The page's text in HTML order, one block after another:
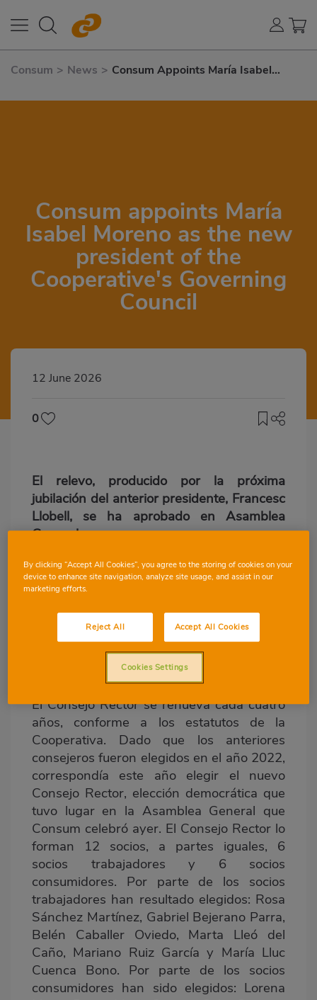
Consum > News > Consum Appoints María Isabel
The Cooperative's Governing Council
Consum appoints María
Isabel Moreno as the new
president of the
Cooperative's Governing
Council
12 June 2026
0
El relevo, producido por la próxima
jubilación del anterior presidente, Francesc
Llobell, se ha aprobado en Asamblea
General
que en su primera reunión ha nombrado
presidenta a María Isabel Moreno Gil, la
Cooperativa en ocupar este cargo. Moreno
toma el relevo de Francesc Llobell, que se
cesa voluntariamente tras 16 años en el
El Consejo Rector se renueva cada cuatro
años, conforme a los estatutos de la
Cooperativa. Dado que los anteriores
consejeros fueron elegidos en el año 2022,
correspondía este año elegir el nuevo
Consejo Rector, elección democrática que
tuvo lugar en la Asamblea General que
Consum celebró ayer. El Consejo Rector lo
forman 12 socios, a partes iguales, 6
socios trabajadores y 6 socios
consumidores. Por parte de los socios
trabajadores han resultado elegidos: Rosa
Sánchez Martínez, Gabriel Bejerano Parra,
Belén Caballer Oviedo, Marta Lleó del
Caño, Mariano Ruiz García y María Lluc
Cuenca Bono. Por parte de los socios
consumidores han sido elegidos: Lorena
By clicking “Accept All Cookies”, you agree to the storing of cookies on your
device to enhance site navigation, analyze site usage, and assist in our
marketing efforts.
Reject All Accept All Cookies
Cookies Settings